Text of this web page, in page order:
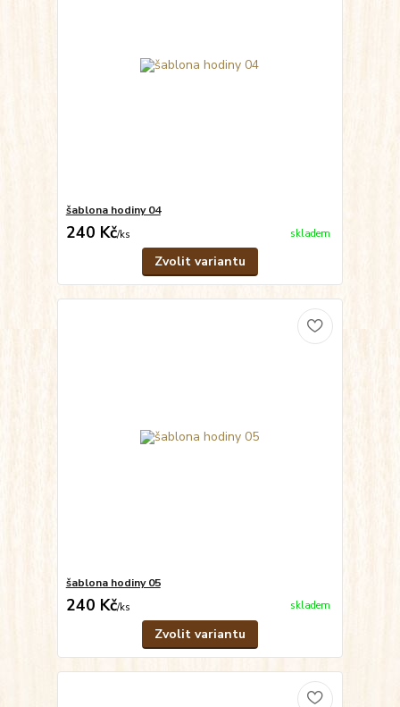
šablona hodiny 04
240 Kč/ks skladem
Zvolit variantu
šablona hodiny 05
240 Kč/ks skladem
Zvolit variantu